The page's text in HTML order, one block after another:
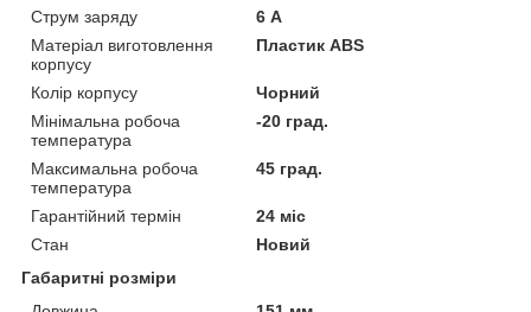
Струм заряду
6 А
Матеріал виготовлення
корпусу
Пластик ABS
Колір корпусу
Чорний
Мінімальна робоча
температура
-20 град.
Максимальна робоча
температура
45 град.
Гарантійний термін
24 міс
Стан
Новий
Габаритні розміри